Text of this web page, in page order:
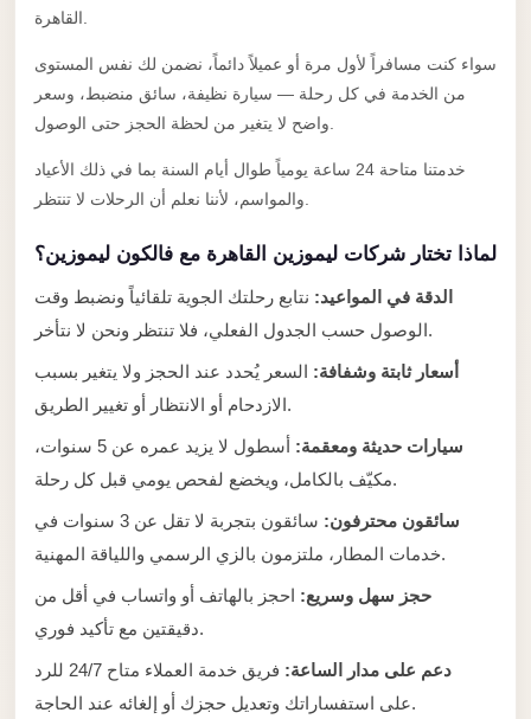
سواء كنت مسافراً لأول مرة أو عميلاً دائماً، نضمن لك نفس المستوى
من الخدمة في كل رحلة — سيارة نظيفة، سائق منضبط، وسعر
خدمتنا متاحة 24 ساعة يومياً طوال أيام السنة بما في ذلك الأعياد
لماذا تختار شركات ليموزين القاهرة مع فالكون ليموزين؟
الدقة في المواعيد: نتابع رحلتك الجوية تلقائياً ونضبط وقت
الوصول حسب الجدول الفعلي، فلا تنتظر ونحن لا نتأخر.
أسعار ثابتة وشفافة: السعر يُحدد عند الحجز ولا يتغير بسبب
الازدحام أو الانتظار أو تغيير الطريق.
سيارات حديثة ومعقمة:
أسطول لا يزيد عمره عن 5 سنوات،
مكيّف بالكامل، ويخضع لفحص يومي قبل كل رحلة.
سائقون محترفون:
سائقون بتجربة لا تقل عن 3 سنوات في
خدمات المطار، ملتزمون بالزي الرسمي واللياقة المهنية.
حجز سهل وسريع: احجز بالهاتف أو واتساب في أقل من
دقيقتين مع تأكيد فوري.
دعم على مدار الساعة:
فريق خدمة العملاء متاح 24/7 للرد
على استفساراتك وتعديل حجزك أو إلغائه عند الحاجة.
Airport
Anywhere
Transfer
Cairo
Transfer
Service
from
Transfer
from
Airport
Alexandria
Transfer
from
Cairo